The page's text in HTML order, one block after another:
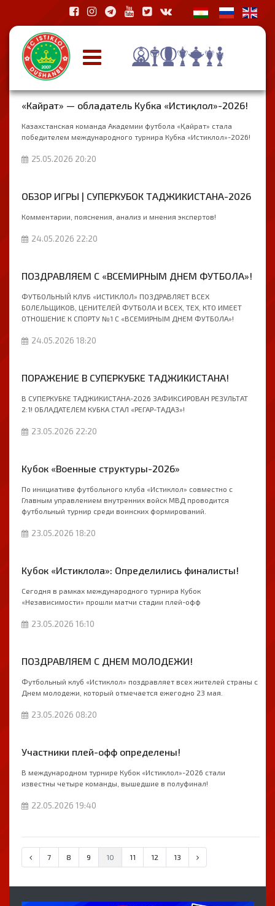
«Кайрат» — обладатель Кубка «Истиқлол»-2026!
Казахстанская команда Академии футбола «Қайрат» стала
победителем международного турнира Кубка «Истиклол»-2026!
25.05.2026 20:20
ОБЗОР ИГРЫ | СУПЕРКУБОК ТАДЖИКИСТАНА-2026
Комментарии, пояснения, анализ и мнения экспертов!
24.05.2026 22:20
ПОЗДРАВЛЯЕМ С «ВСЕМИРНЫМ ДНЕМ ФУТБОЛА»!
ФУТБОЛЬНЫЙ КЛУБ «ИСТИКЛОЛ» ПОЗДРАВЛЯЕТ ВСЕХ
БОЛЕЛЬЩИКОВ, ЦЕНИТЕЛЕЙ ФУТБОЛА И ВСЕХ, ТЕХ, КТО ИМЕЕТ
ОТНОШЕНИЕ К СПОРТУ №1 С «ВСЕМИРНЫМ ДНЕМ ФУТБОЛА»!
24.05.2026 18:20
ПОРАЖЕНИЕ В СУПЕРКУБКЕ ТАДЖИКИСТАНА!
В СУПЕРКУБКЕ ТАДЖИКИСТАНА-2026 ЗАФИКСИРОВАН РЕЗУЛЬТАТ
2:1! ОБЛАДАТЕЛЕМ КУБКА СТАЛ «РЕГАР-ТАДАЗ»!
23.05.2026 22:20
Кубок «Военные структуры-2026»
По инициативе футбольного клуба «Истиклол» совместно с
Главным управлением внутренних войск МВД проводится
футбольный турнир среди воинских формирований.
23.05.2026 18:20
Кубок «Истиклола»: Определились финалисты!
Сегодня в рамках международного турнира Кубок
«Независимости» прошли матчи стадии плей-офф
23.05.2026 16:10
ПОЗДРАВЛЯЕМ С ДНЕМ МОЛОДЕЖИ!
Футбольный клуб «Истиклол» поздравляет всех жителей страны с
Днем молодежи, который отмечается ежегодно 23 мая.
23.05.2026 08:20
Участники плей-офф определены!
В международном турнире Кубок «Истиклол»-2026 стали
известны четыре команды, вышедшие в полуфинал!
22.05.2026 19:40
7 8 9 10 11 12 13